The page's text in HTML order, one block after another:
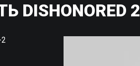
DISHONORED 2